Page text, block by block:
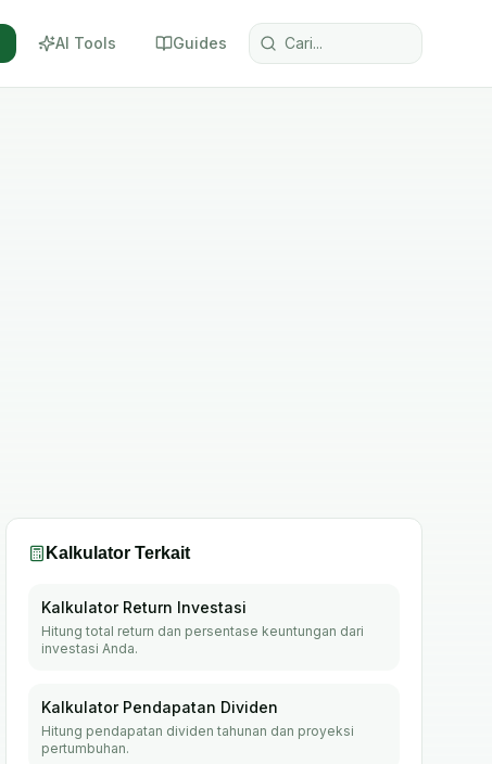
AI Tools Guides
Kalkulator Terkait
Kalkulator Return Investasi
Hitung total return dan persentase keuntungan dari
investasi Anda.
Kalkulator Pendapatan Dividen
Hitung pendapatan dividen tahunan dan proyeksi
pertumbuhan.